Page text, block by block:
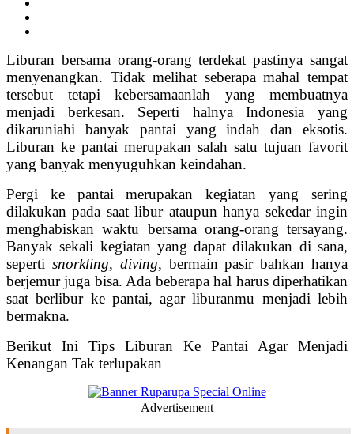
Liburan bersama orang-orang terdekat pastinya sangat
menyenangkan. Tidak melihat seberapa mahal tempat
tersebut tetapi kebersamaanlah yang membuatnya
menjadi berkesan. Seperti halnya Indonesia yang
dikaruniahi banyak pantai yang indah dan eksotis.
Liburan ke pantai merupakan salah satu tujuan favorit
yang banyak menyuguhkan keindahan.
Pergi ke pantai merupakan kegiatan yang sering
dilakukan pada saat libur ataupun hanya sekedar ingin
menghabiskan waktu bersama orang-orang tersayang.
Banyak sekali kegiatan yang dapat dilakukan di sana,
seperti snorkling, diving, bermain pasir bahkan hanya
berjemur juga bisa. Ada beberapa hal harus diperhatikan
saat berlibur ke pantai, agar liburanmu menjadi lebih
bermakna.
Berikut Ini Tips Liburan Ke Pantai Agar Menjadi
Kenangan Tak terlupakan
Advertisement